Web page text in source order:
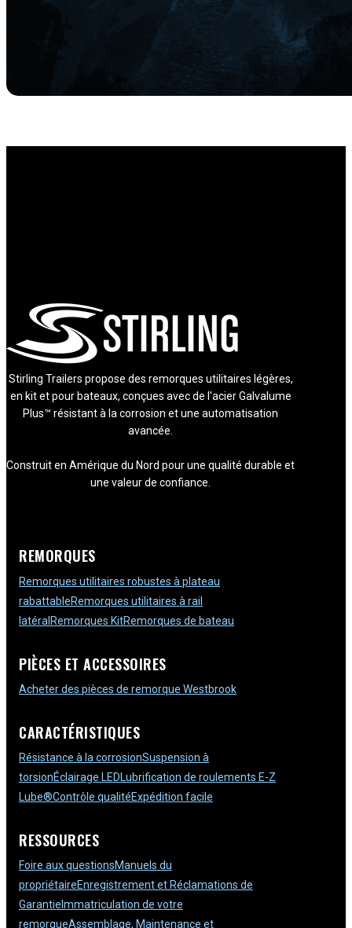
Stirling Trailers propose des remorques utilitaires légères,
en kit et pour bateaux, conçues avec de l'acier Galvalume
Plus™ résistant à la corrosion et une automatisation
avancée.
Construit en Amérique du Nord pour une qualité durable et
une valeur de confiance.
REMORQUES
Remorques utilitaires robustes à plateau
rabattableRemorques utilitaires à rail
latéral Remorques KitRemorques de bateau
PIÈCES ET ACCESSOIRES
Acheter des pièces de remorque Westbrook
CARACTÉRISTIQUES
Résistance à la corrosionSuspension à
torsionÉclairage LEDLubrification de roulements E-Z
Lube®Contrôle qualitéExpédition facile
RESSOURCES
Foire aux questionsManuels du
propriétaireEnregistrement et Réclamations de
Garantie Immatriculation de votre
remorqueAssemblage, Maintenance et